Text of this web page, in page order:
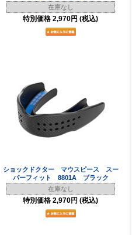
在庫なし
特別価格 2,970円 (税込)
ショックドクター マウスピース スー
パーフィット 8801A ブラック
在庫なし
特別価格 2,970円 (税込)